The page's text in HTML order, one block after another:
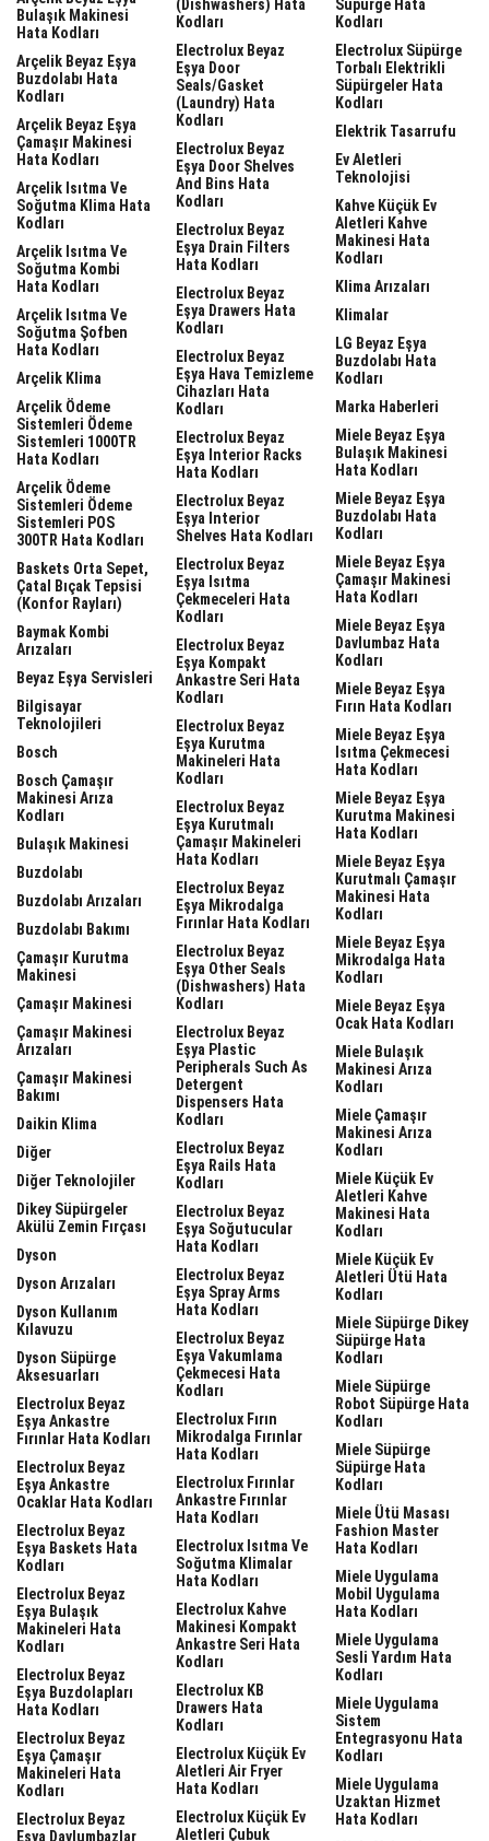
Bulaşık Makinesi
Hata Kodları
Arçelik Beyaz Eşya
Buzdolabı Hata
Kodları
Arçelik Beyaz Eşya
Çamaşır Makinesi
Hata Kodları
Arçelik Isıtma Ve
Soğutma Klima Hata
Kodları
Arçelik Isıtma Ve
Soğutma Kombi
Hata Kodları
Arçelik Isıtma Ve
Soğutma Şofben
Hata Kodları
Arçelik Klima
Arçelik Ödeme
Sistemleri Ödeme
Sistemleri 1000TR
Hata Kodları
Arçelik Ödeme
Sistemleri Ödeme
Sistemleri POS
300TR Hata Kodları
Baskets Orta Sepet,
Çatal Bıçak Tepsisi
(Konfor Rayları)
Baymak Kombi
Arızaları
Beyaz Eşya Servisleri
Bilgisayar
Teknolojileri
Bosch
Bosch Çamaşır
Makinesi Arıza
Kodları
Bulaşık Makinesi
Buzdolabı
Buzdolabı Arızaları
Buzdolabı Bakımı
Çamaşır Kurutma
Makinesi
Çamaşır Makinesi
Çamaşır Makinesi
Arızaları
Çamaşır Makinesi
Bakımı
Daikin Klima
Diğer
Diğer Teknolojiler
Dikey Süpürgeler
Akülü Zemin Fırçası
Dyson
Dyson Arızaları
Dyson Kullanım
Kılavuzu
Dyson Süpürge
Aksesuarları
Electrolux Beyaz
Eşya Ankastre
Fırınlar Hata Kodları
Electrolux Beyaz
Eşya Ankastre
Ocaklar Hata Kodları
Electrolux Beyaz
Eşya Baskets Hata
Kodları
Electrolux Beyaz
Eşya Bulaşık
Makineleri Hata
Kodları
Electrolux Beyaz
Eşya Buzdolapları
Hata Kodları
Electrolux Beyaz
Eşya Çamaşır
Makineleri Hata
Kodları
Electrolux Beyaz
Eşya Davlumbazlar
(dishwashers) Hata
Kodları
Electrolux Beyaz
Eşya Door
Seals/gasket
(laundry) Hata
Kodları
Electrolux Beyaz
Eşya Door Shelves
And Bins Hata
Kodları
Electrolux Beyaz
Eşya Drain Filters
Hata Kodları
Electrolux Beyaz
Eşya Drawers Hata
Kodları
Electrolux Beyaz
Eşya Hava Temizleme
Cihazları Hata
Kodları
Electrolux Beyaz
Eşya Interior Racks
Hata Kodları
Electrolux Beyaz
Eşya Interior
Shelves Hata Kodları
Electrolux Beyaz
Eşya Isıtma
Çekmeceleri Hata
Kodları
Electrolux Beyaz
Eşya Kompakt
Ankastre Seri Hata
Kodları
Electrolux Beyaz
Eşya Kurutma
Makineleri Hata
Kodları
Electrolux Beyaz
Eşya Kurutmalı
Çamaşır Makineleri
Hata Kodları
Electrolux Beyaz
Eşya Mikrodalga
Fırınlar Hata Kodları
Electrolux Beyaz
Eşya Other Seals
(dishwashers) Hata
Kodları
Electrolux Beyaz
Eşya Plastic
Peripherals Such As
Detergent
Dispensers Hata
Kodları
Electrolux Beyaz
Eşya Rails Hata
Kodları
Electrolux Beyaz
Eşya Soğutucular
Hata Kodları
Electrolux Beyaz
Eşya Spray Arms
Hata Kodları
Electrolux Beyaz
Eşya Vakumlama
Çekmecesi Hata
Kodları
Electrolux Fırın
Mikrodalga Fırınlar
Hata Kodları
Electrolux Fırınlar
Ankastre Fırınlar
Hata Kodları
Electrolux Isıtma Ve
Soğutma Klimalar
Hata Kodları
Electrolux Kahve
Makinesi Kompakt
Ankastre Seri Hata
Kodları
Electrolux KB
Drawers Hata
Kodları
Electrolux Küçük Ev
Aletleri Air Fryer
Hata Kodları
Electrolux Küçük Ev
Aletleri Çubuk
Süpürge Hata
Kodları
Electrolux Süpürge
Torbalı Elektrikli
Süpürgeler Hata
Kodları
Elektrik Tasarrufu
Ev Aletleri
Teknolojisi
Kahve Küçük Ev
Aletleri Kahve
Makinesi Hata
Kodları
Klima Arızaları
Klimalar
LG Beyaz Eşya
Buzdolabı Hata
Kodları
Marka Haberleri
Miele Beyaz Eşya
Bulaşık Makinesi
Hata Kodları
Miele Beyaz Eşya
Buzdolabı Hata
Kodları
Miele Beyaz Eşya
Çamaşır Makinesi
Hata Kodları
Miele Beyaz Eşya
Davlumbaz Hata
Kodları
Miele Beyaz Eşya
Fırın Hata Kodları
Miele Beyaz Eşya
Isıtma Çekmecesi
Hata Kodları
Miele Beyaz Eşya
Kurutma Makinesi
Hata Kodları
Miele Beyaz Eşya
Kurutmalı Çamaşır
Makinesi Hata
Kodları
Miele Beyaz Eşya
Mikrodalga Hata
Kodları
Miele Beyaz Eşya
Ocak Hata Kodları
Miele Bulaşık
Makinesi Arıza
Kodları
Miele Çamaşır
Makinesi Arıza
Kodları
Miele Küçük Ev
Aletleri Kahve
Makinesi Hata
Kodları
Miele Küçük Ev
Aletleri Ütü Hata
Kodları
Miele Süpürge Dikey
Süpürge Hata
Kodları
Miele Süpürge
Robot Süpürge Hata
Kodları
Miele Süpürge
Süpürge Hata
Kodları
Miele Ütü Masası
Fashion Master
Hata Kodları
Miele Uygulama
Mobil Uygulama
Hata Kodları
Miele Uygulama
Sesli Yardım Hata
Kodları
Miele Uygulama
Sistem
Entegrasyonu Hata
Kodları
Miele Uygulama
Uzaktan Hizmet
Hata Kodları